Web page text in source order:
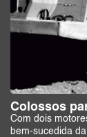
Colossos
Com dois
bem-sucedida